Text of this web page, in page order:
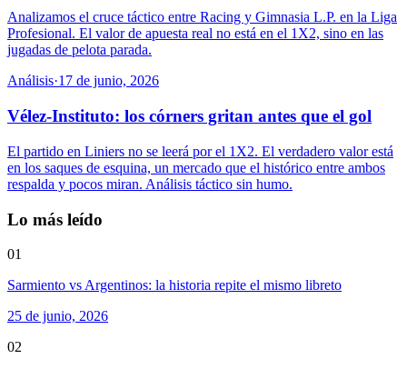
Analizamos el cruce táctico entre Racing y Gimnasia L.P. en la Liga
Profesional. El valor de apuesta real no está en el 1X2, sino en las
jugadas de pelota parada.
Análisis·17 de junio, 2026
Vélez-Instituto: los córners gritan antes que el gol
El partido en Liniers no se leerá por el 1X2. El verdadero valor está
en los saques de esquina, un mercado que el histórico entre ambos
respalda y pocos miran. Análisis táctico sin humo.
Lo más leído
01
Sarmiento vs Argentinos: la historia repite el mismo libreto
25 de junio, 2026
02